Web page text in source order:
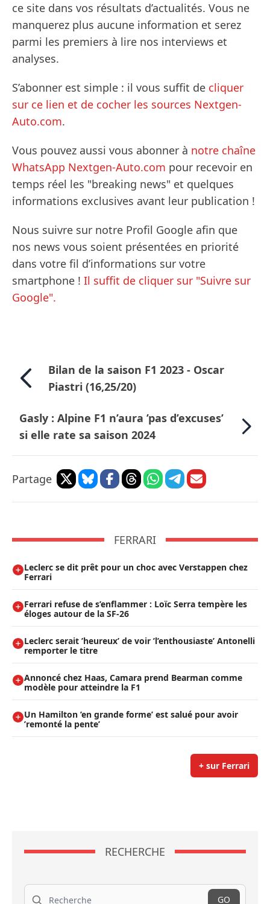
ce site dans vos résultats d’actualités. Vous ne
manquerez plus aucune information et serez
parmi les premiers à lire nos interviews et
analyses.
S’abonner est simple : il vous suffit de cliquer
sur ce lien et de cocher les sources Nextgen-
Auto.com.
Vous pouvez aussi vous abonner à notre chaîne
WhatsApp Nextgen-Auto.com pour recevoir en
temps réel les "breaking news" et quelques
informations exclusives avant leur publication !
Nous suivre sur notre Profil Google afin que
nos news vous soient présentées en priorité
dans votre fil d’informations sur votre
smartphone ! Il suffit de cliquer sur "Suivre sur
Google".
Bilan de la saison F1 2023 - Oscar
Piastri (16,25/20)
Gasly : Alpine F1 n’aura ’pas d’excuses’
si elle rate sa saison 2024
Partage
FERRARI
Leclerc se dit prêt pour un choc avec Verstappen chez
Ferrari
Ferrari refuse de s’enflammer : Loïc Serra tempère les
éloges autour de la SF-26
Leclerc serait ’heureux’ de voir ’l’enthousiaste’ Antonelli
remporter le titre
Annoncé chez Haas, Camara prend Bearman comme
modèle pour atteindre la F1
Un Hamilton ’en grande forme’ est salué pour avoir
’remonté la pente’
+ sur Ferrari
RECHERCHE
Recherche
GO